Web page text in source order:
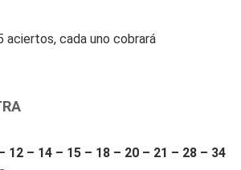
aciertos, cada uno cobrará
12 – 14 – 15 – 18 – 20 – 21 – 28 – 34